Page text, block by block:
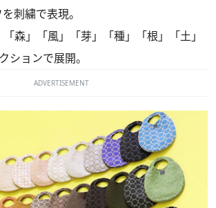
刺繍で表現。
森」「風」「芽」「種」「根」「土」
ションで展開。
ADVERTISEMENT